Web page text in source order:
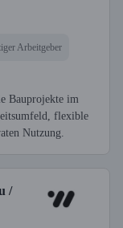
Arbeitgeber
Bauprojekte im
flexible
Nutzung.
/